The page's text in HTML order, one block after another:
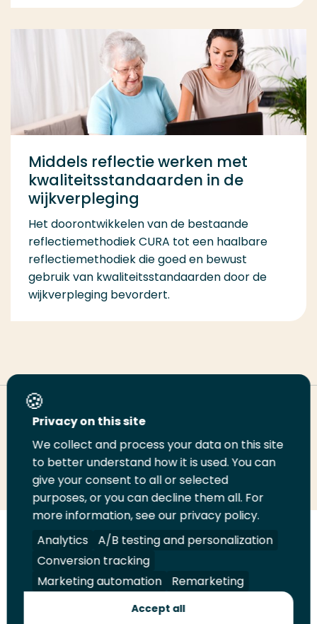
Middels reflectie werken met
kwaliteitsstandaarden in de
wijkverpleging
Het doorontwikkelen van de bestaande
reflectiemethodiek CURA tot een haalbare
reflectiemethodiek die goed en bewust
gebruik van kwaliteitsstandaarden door de
wijkverpleging bevordert.
Deel deze pagina
Deel
LinkedIn
Deel
op
Twitter
Deel
op
Facebook
Email
deze
pagina
Print
deze
pagina
Volg
ons
op
LinkedIn
Volg
ons
op
Facebook
Volg
ons
op
YouTube
Volg
ons
op
Instagram
Juridisch Security A-Z Index
Contact
Privacy on this site
We collect and process your data on this site
to better understand how it is used. You can
give your consent to all or selected
purposes, or you can decline them all. For
more information, see our privacy policy.
Analytics
A/B testing and personalization
Conversion tracking
Marketing automation
Remarketing
Accept all